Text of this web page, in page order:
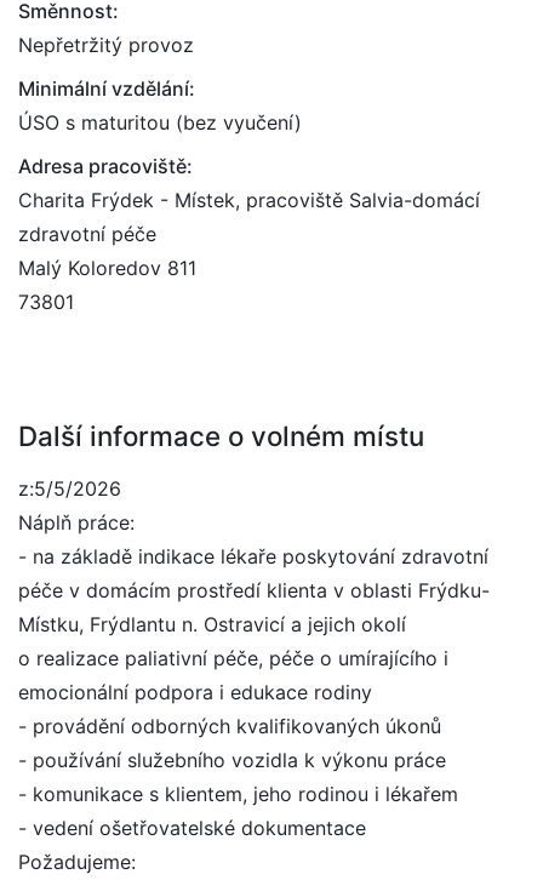
Směnnost:
Nepřetržitý provoz
Minimální vzdělání:
ÚSO s maturitou (bez vyučení)
Adresa pracoviště:
Charita Frýdek - Místek, pracoviště Salvia-domácí
zdravotní péče
Malý Koloredov 811
73801
Další informace o volném místu
z:5/5/2026
Náplň práce:
- na základě indikace lékaře poskytování zdravotní
péče v domácím prostředí klienta v oblasti Frýdku-
Místku, Frýdlantu n. Ostravicí a jejich okolí
o realizace paliativní péče, péče o umírajícího i
emocionální podpora i edukace rodiny
- provádění odborných kvalifikovaných úkonů
- používání služebního vozidla k výkonu práce
- komunikace s klientem, jeho rodinou i lékařem
- vedení ošetřovatelské dokumentace
Požadujeme: